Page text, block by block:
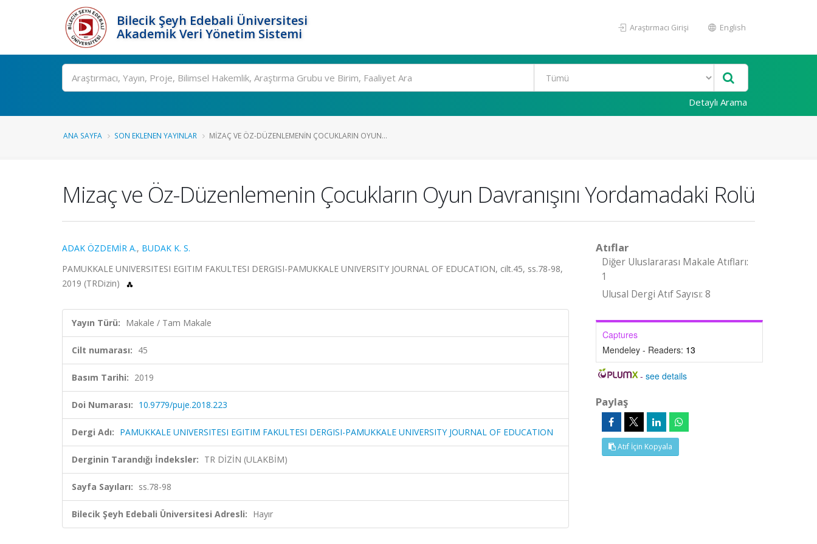
Bilecik Şeyh Edebali Üniversitesi
Akademik Veri Yönetim Sistemi
Araştırmacı Girişi English
Ara
Detaylı Arama
ANA SAYFA SON EKLENEN YAYINLAR MIZAÇ VE ÖZ-DÜZENLEMENIN ÇOCUKLARIN OYUN...
Mizaç ve Öz-Düzenlemenin Çocukların Oyun Davranışını Yordamadaki Rolü
ADAK ÖZDEMİR A., BUDAK K. S.
PAMUKKALE UNIVERSITESI EGITIM FAKULTESI DERGISI-PAMUKKALE UNIVERSITY JOURNAL OF EDUCATION, cilt.45, ss.78-98,
2019 (TRDizin)
Yayın Türü: Makale / Tam Makale
Cilt numarası: 45
Basım Tarihi: 2019
Doi Numarası: 10.9779/puje.2018.223
Dergi Adı: PAMUKKALE UNIVERSITESI EGITIM FAKULTESI DERGISI-PAMUKKALE UNIVERSITY JOURNAL OF EDUCATION
Derginin Tarandığı İndeksler: TR DİZİN (ULAKBİM)
Sayfa Sayıları: ss.78-98
Bilecik Şeyh Edebali Üniversitesi Adresli: Hayır
Atıflar
Diğer Uluslararası Makale Atıfları:
1
Ulusal Dergi Atıf Sayısı: 8
Captures
Mendeley - Readers: 13
-see details
Paylaş
Atıf İçin Kopyala